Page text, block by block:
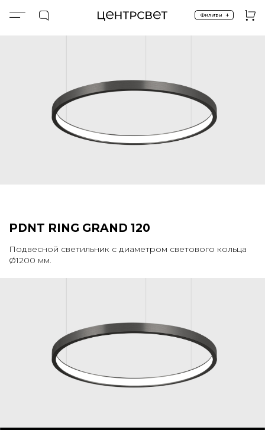
Фильтры +
PDNT RING GRAND 120
Подвесной светильник с диаметром светового кольца
1200 мм.